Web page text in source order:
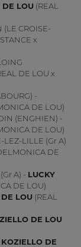
DE LOU (REAL
CROISE-
x
DE LOU x
-
DE LOU)
(ENGHIEN) -
DE LOU)
LEZ-LILLE (Gr A)
DE
A) - LUCKY
DE LOU)
LOU (REAL
DE LOU
KOZIELLO DE